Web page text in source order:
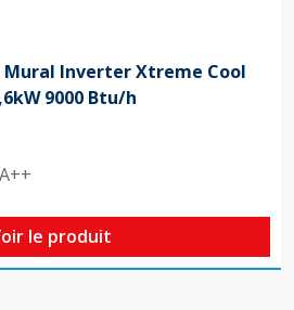
Inverter Xtreme Cool
9000 Btu/h
le produit